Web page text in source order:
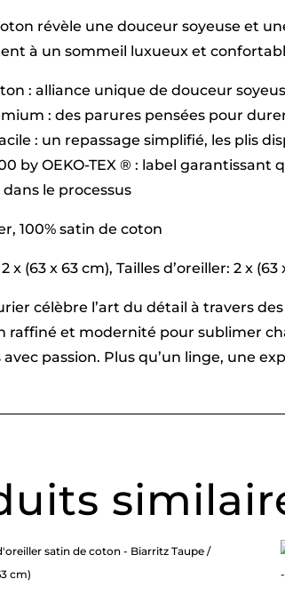
révèle une douceur soyeuse et
à un sommeil luxueux et
: alliance unique de douceur
: des parures pensées pour
: un repassage simplifié, les plis
by OEKO-TEX ® : label
dans le processus
100% satin de coton
x (63 x 63 cm), Tailles d’oreiller: 2 x (63
célèbre l’art du détail à travers
raffiné et modernité pour sublimer
passion. Plus qu’un linge, une